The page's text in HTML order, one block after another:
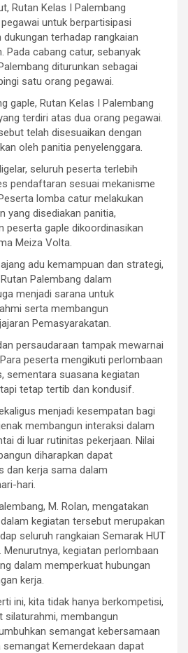
Rutan Kelas I Palembang
untuk berpartisipasi
terhadap rangkaian
Pada cabang catur, sebanyak
diturunkan sebagai
satu orang pegawai.
gaple, Rutan Kelas I Palembang
terdiri atas dua orang pegawai.
telah disesuaikan dengan
oleh panitia penyelenggara.
seluruh peserta terlebih
pendaftaran sesuai mekanisme
lomba catur melakukan
yang disediakan panitia,
peserta gaple dikoordinasikan
Meiza Volta.
adu kemampuan dan strategi,
Palembang dalam
menjadi sarana untuk
serta membangun
Pemasyarakatan.
persaudaraan tampak mewarnai
peserta mengikuti perlombaan
sementara suasana kegiatan
tetap tertib dan kondusif.
menjadi kesempatan bagi
membangun interaksi dalam
di luar rutinitas pekerjaan. Nilai
diharapkan dapat
dan kerja sama dalam
hari.
M. Rolan, mengatakan
kegiatan tersebut merupakan
seluruh rangkaian Semarak HUT
Menurutnya, kegiatan perlombaan
dalam memperkuat hubungan
kerja.
ini, kita tidak hanya berkompetisi,
silaturahmi, membangun
semangat kebersamaan
Kemerdekaan dapat